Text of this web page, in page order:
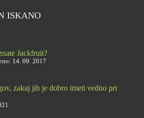
ISKANO
Jackfruit?
14. 09. 2017
zakaj jih je dobro imeti vedno pri